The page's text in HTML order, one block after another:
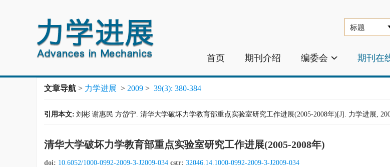
首页 期刊介绍 编委会 期刊在
文章导航 > 力学进展 > 2009 > 39(3): 380-384
引用本文: 刘彬 谢惠民 方岱宁. 清华大学破坏力学教育部重点实验室研究工作进展(2005-2008年)[J]. 力学进展,
清华大学破坏力学教育部重点实验室研究工作进展(2005-2008年)
doi: 10.6052/1000-0992-2009-3-J2009-034 cstr: 32046.14.1000-0992-2009-3-J2009-034